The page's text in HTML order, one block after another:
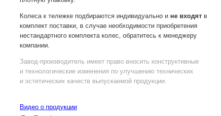
Колеса к тележке подбираются индивидуально и не входят в
комплект поставки, в случае необходимости приобретения
нестандартного комплекта колес, обратитесь к менеджеру
компании.
Завод-производитель имеет право вносить конструктивные
и технологические изменения по улучшению технических
и эстетических качеств выпускаемой продукции.
Видео о продукции